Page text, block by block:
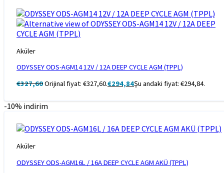
Aküler
ODYSSEY ODS-AGM14 12V / 12A DEEP CYCLE AGM (TPPL)
€327,60Orijinal fiyat: €327,60.€294,84Şu andaki fiyat: €294,84.
-10% indirim
Aküler
ODYSSEY ODS-AGM16L / 16A DEEP CYCLE AGM AKÜ (TPPL)